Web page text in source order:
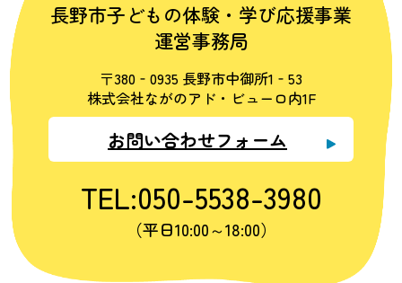
長野市子どもの体験・学び応援事業
運営事務局
〒380‐0935 長野市中御所1‐53
株式会社ながのアド・ビューロ内1F
お問い合わせフォーム
TEL:050-5538-3980
（平日10:00～18:00）